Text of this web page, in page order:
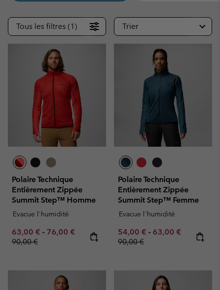
Tous les filtres (1) Trier
Polaire Technique
Entièrement Zippée
Summit Step™ Homme
Evacue l'humidité
Minimum sale price:
63,00 € - Maximum sale price:
76,00 € Regular price:
90,00 €
Polaire Technique
Entièrement Zippée
Summit Step™ Femme
Evacue l'humidité
Minimum sale price:
54,00 € - Maximum sale
63,00 € Regular
90,00 €